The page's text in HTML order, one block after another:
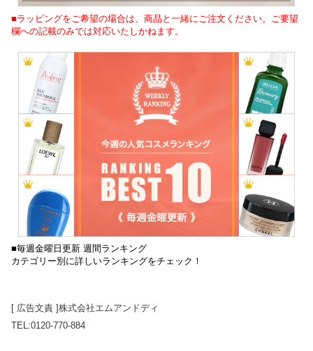
■ラッピングをご希望の場合は、商品と一緒にご注文ください。ご要望
欄への記載のみでは対応いたしかねます。
■毎週金曜日更新 週間ランキング
カテゴリー別に詳しいランキングをチェック！
[ 広告文責 ]株式会社エムアンドディ
TEL:0120-770-884